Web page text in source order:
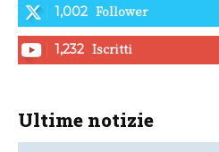
1,002 Follower
1,232 Iscritti
Ultime notizie